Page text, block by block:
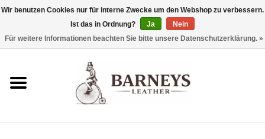
0 Artikel - €0,00
Geldbörse
Wir benutzen Cookies nur für interne Zwecke um den Webshop zu verbessern.
Ist das in Ordnung?
Ja
Nein
Für weitere Informationen beachten Sie bitte unsere Datenschutzerklärung. »